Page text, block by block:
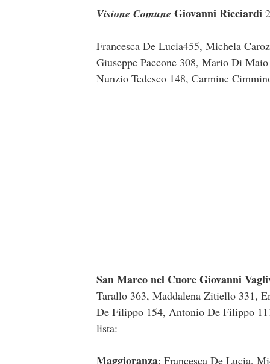
Visione Comune Giovanni Ricciardi
Francesca De Lucia455, Michela
Giuseppe Paccone 308, Mario Di
Nunzio Tedesco 148, Carmine
San Marco nel Cuore Giovanni
Tarallo 363, Maddalena Zitiello 331,
De Filippo 154, Antonio De Filippo
lista:
Maggioranza: Francesca De Lucia,